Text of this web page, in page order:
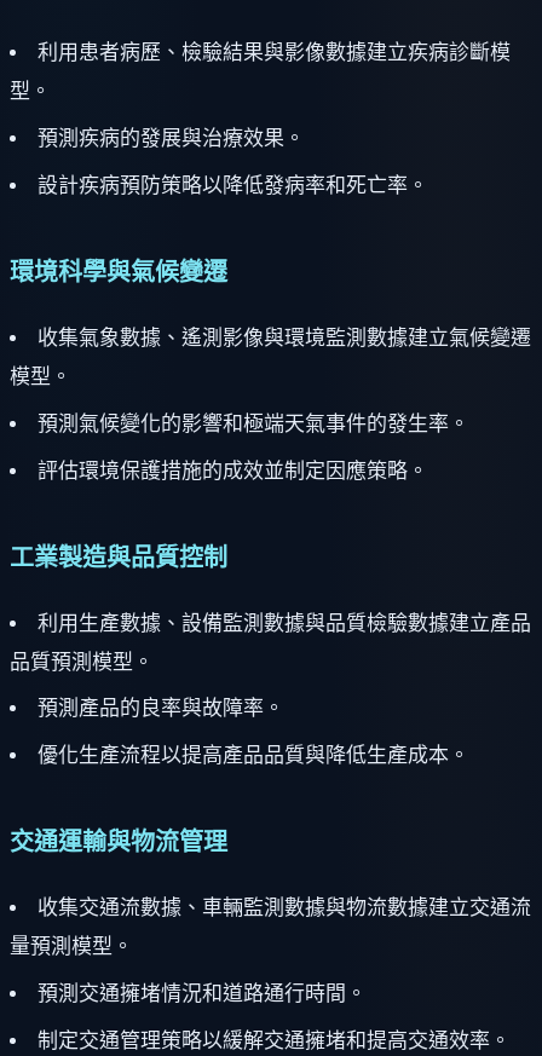
利用患者病歷、檢驗結果與影像數據建立疾病診斷模
型。
預測疾病的發展與治療效果。
設計疾病預防策略以降低發病率和死亡率。
環境科學與氣候變遷
收集氣象數據、遙測影像與環境監測數據建立氣候變遷
模型。
預測氣候變化的影響和極端天氣事件的發生率。
評估環境保護措施的成效並制定因應策略。
工業製造與品質控制
利用生產數據、設備監測數據與品質檢驗數據建立產品
品質預測模型。
預測產品的良率與故障率。
優化生產流程以提高產品品質與降低生產成本。
交通運輸與物流管理
收集交通流數據、車輛監測數據與物流數據建立交通流
量預測模型。
預測交通擁堵情況和道路通行時間。
制定交通管理策略以緩解交通擁堵和提高交通效率。